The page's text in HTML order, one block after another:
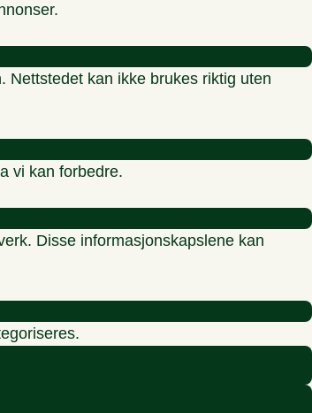
Nettstedet kan ikke brukes riktig uten
vi kan forbedre.
Disse informasjonskapslene kan